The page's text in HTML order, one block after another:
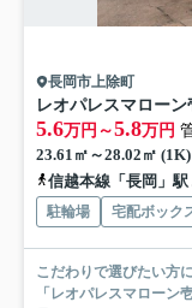
長岡市上除町
レオパレスマローン
5.6万円～5.8万円
23.61㎡～28.02㎡
信越本線「長岡」
駐輪場 宅配ボック
こだわりで選びたい方
「レオパレスマローン